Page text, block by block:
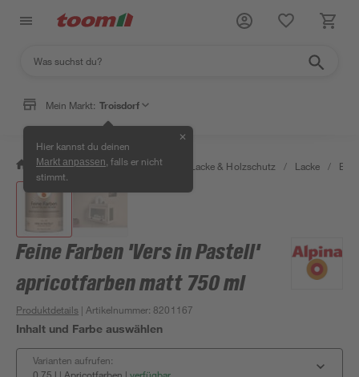
Mein Markt: Troisdorf
Hier kannst du deinen
Markt anpassen , falls er nicht
stimmt.
✕
/ Bauen & Renovieren / Farben, Lacke & Holzschutz / Lacke /
Feine Farben 'Vers in Pastell'
apricotfarben matt 750 ml
Produktdetails | Artikelnummer: 8201167
Inhalt und Farbe auswählen
Varianten aufrufen: